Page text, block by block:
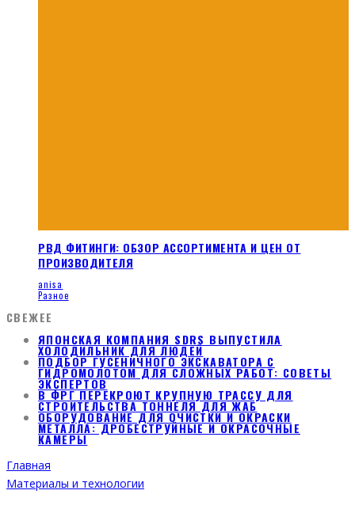
РВД ФИТИНГИ: ОБЗОР АССОРТИМЕНТА И ЦЕН ОТ
ПРОИЗВОДИТЕЛЯ
anisa
Разное
СВЕЖЕЕ
ЯПОНСКАЯ КОМПАНИЯ SDRS ВЫПУСТИЛА
ХОЛОДИЛЬНИК ДЛЯ ЛЮДЕЙ
ПОДБОР ГУСЕНИЧНОГО ЭКСКАВАТОРА С
ГИДРОМОЛОТОМ ДЛЯ СЛОЖНЫХ РАБОТ: СОВЕТЫ
ЭКСПЕРТОВ
В ФРГ ПЕРЕКРОЮТ КРУПНУЮ ТРАССУ ДЛЯ
СТРОИТЕЛЬСТВА ТОННЕЛЯ ДЛЯ ЖАБ
ОБОРУДОВАНИЕ ДЛЯ ОЧИСТКИ И ОКРАСКИ
МЕТАЛЛА: ДРОБЕСТРУЙНЫЕ И ОКРАСОЧНЫЕ
КАМЕРЫ
Главная
Материалы и технологии